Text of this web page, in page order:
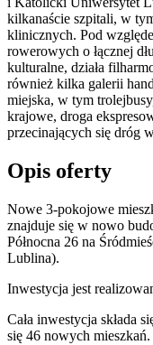
kilkanaście szpitali, w
klinicznych. Pod
rowerowych o łącznej
kulturalne, działa
również kilka galerii
miejska, w tym
krajowe, droga
przecinających się dróg
Opis oferty
Nowe 3-pokojowe
znajduje się w nowo
Północna 26 na
Lublina).
Inwestycja jest
Cała inwestycja składa
się 46 nowych mieszkań.